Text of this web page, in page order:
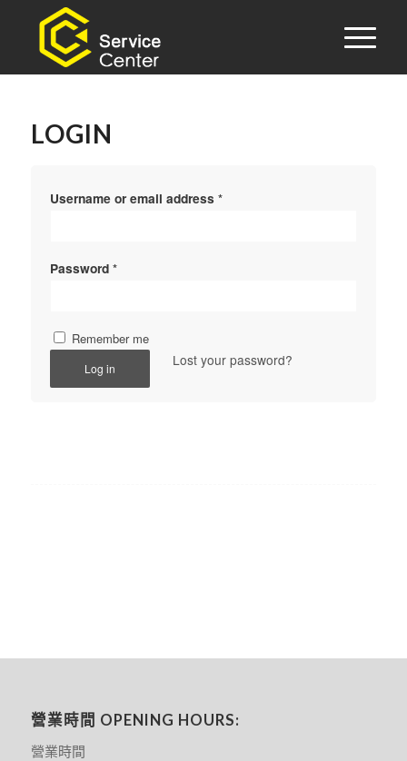
LOGIN
Username or email address *
Password *
Remember me
Log in Lost your password?
營業時間 OPENING HOURS:
營業時間